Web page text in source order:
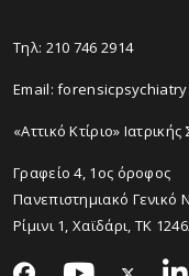
Τηλ: 210 746 2914
Email:
«Αττικό Κτίριο»
Γραφείο 4, 1ος όροφος
Πανεπιστημιακό Γενικό
Ρίμινι 1, Χαϊδάρι, ΤΚ